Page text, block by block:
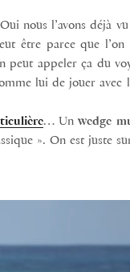
nous l’avons déjà
être parce que l’on
peut appeler ça du
lui de jouer avec
… Unwedge
». On est juste